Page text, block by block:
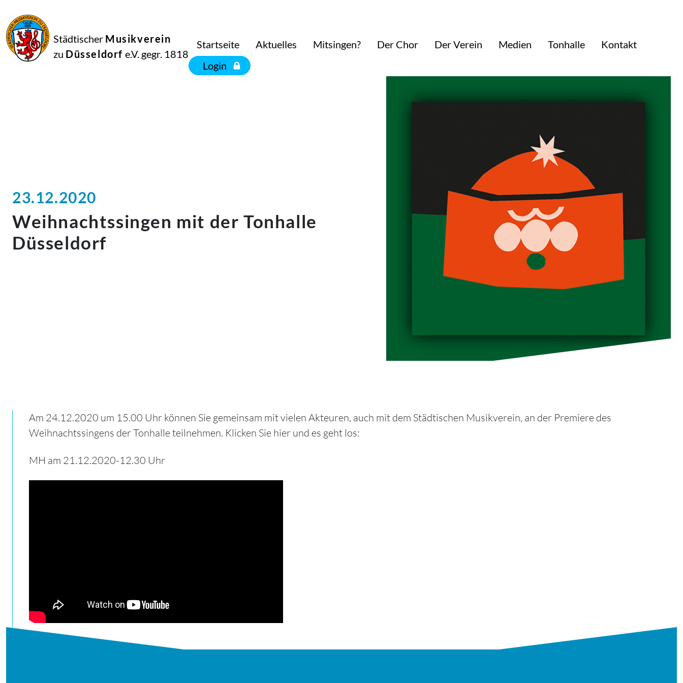
Städtischer Musikverein
zu Düsseldorf e.V. gegr. 1818
Startseite Aktuelles Mitsingen? Der Chor Der Verein Medien Tonhalle
Kontakt
Login
23.12.2020
Weihnachtssingen mit der Tonhalle
Düsseldorf
Am 24.12.2020 um 15.00 Uhr können Sie gemeinsam mit vielen Akteuren, auch mit dem Städtischen Musikverein, an der Premiere des
Weihnachtssingens der Tonhalle teilnehmen. Klicken Sie hier und es geht los:
MH am 21.12.2020-12.30 Uhr